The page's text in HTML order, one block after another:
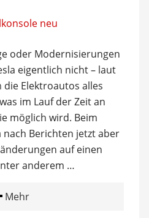
oder Modernisierungen
eigentlich nicht – laut
die Elektroautos alles
im Lauf der Zeit an
möglich wird. Beim
nach Berichten jetzt aber
auf einen
anderem …
Mehr